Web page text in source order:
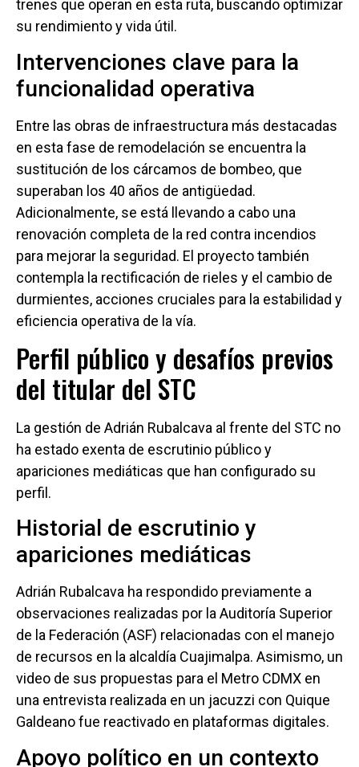
trenes que operan en esta ruta, buscando optimizar
su rendimiento y vida útil.
Intervenciones clave para la
funcionalidad operativa
Entre las obras de infraestructura más destacadas
en esta fase de remodelación se encuentra la
sustitución de los cárcamos de bombeo, que
superaban los 40 años de antigüedad.
Adicionalmente, se está llevando a cabo una
renovación completa de la red contra incendios
para mejorar la seguridad. El proyecto también
contempla la rectificación de rieles y el cambio de
durmientes, acciones cruciales para la estabilidad y
eficiencia operativa de la vía.
Perfil público y desafíos previos
del titular del STC
La gestión de Adrián Rubalcava al frente del STC no
ha estado exenta de escrutinio público y
apariciones mediáticas que han configurado su
perfil.
Historial de escrutinio y
apariciones mediáticas
Adrián Rubalcava ha respondido previamente a
observaciones realizadas por la Auditoría Superior
de la Federación (ASF) relacionadas con el manejo
de recursos en la alcaldía Cuajimalpa. Asimismo, un
video de sus propuestas para el Metro CDMX en
una entrevista realizada en un jacuzzi con Quique
Galdeano fue reactivado en plataformas digitales.
Apoyo político en un contexto